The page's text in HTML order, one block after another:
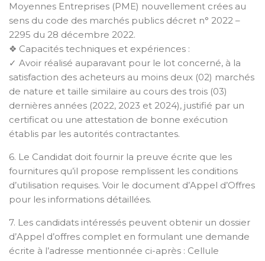
Moyennes Entreprises (PME) nouvellement crées au
sens du code des marchés publics décret n° 2022 –
2295 du 28 décembre 2022.
❖ Capacités techniques et expériences :
✓ Avoir réalisé auparavant pour le lot concerné, à la
satisfaction des acheteurs au moins deux (02) marchés
de nature et taille similaire au cours des trois (03)
dernières années (2022, 2023 et 2024), justifié par un
certificat ou une attestation de bonne exécution
établis par les autorités contractantes.
6. Le Candidat doit fournir la preuve écrite que les
fournitures qu’il propose remplissent les conditions
d’utilisation requises. Voir le document d’Appel d’Offres
pour les informations détaillées.
7. Les candidats intéressés peuvent obtenir un dossier
d’Appel d’offres complet en formulant une demande
écrite à l’adresse mentionnée ci-après : Cellule